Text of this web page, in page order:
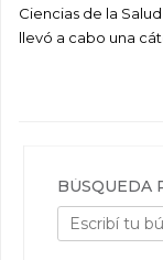
Ciencias de la
llevó a cabo una
BÚSQUEDA